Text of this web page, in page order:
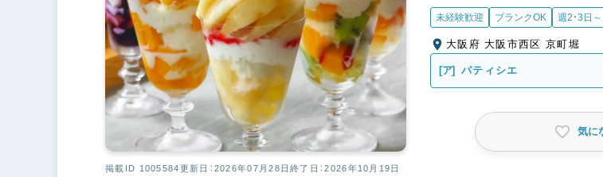
未経験歓迎 ブランクOK 週2・3日～
大阪府 大阪市西区 京町堀
[ア] パティシエ
気に
掲載ID 1005584更新日：2026年07月28日終了日：2026年10月19日